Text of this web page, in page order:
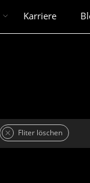
Karriere
Fliter löschen